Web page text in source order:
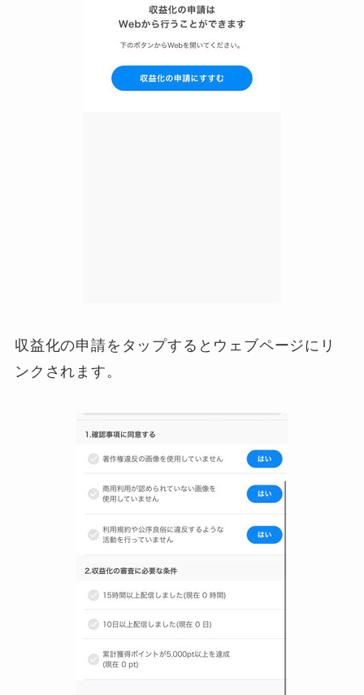
収益化の申請をタップするとウェブページにリ
ンクされます。